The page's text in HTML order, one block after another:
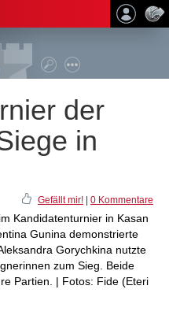
der
in
Gefällt mir! 0 Kommentare
Kandidatenturnier in Kasan
Gunina demonstrierte
Gorychkina nutzte
zum Sieg. Beide
Partien. | Fotos: Fide (Eteri